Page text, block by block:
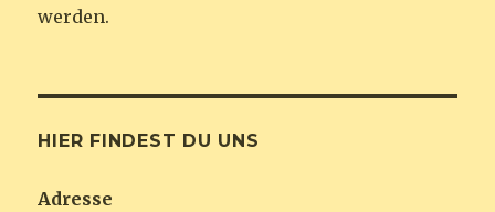
werden.
HIER FINDEST DU UNS
Adresse